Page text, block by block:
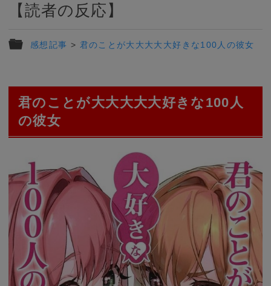
【読者の反応】
感想記事 > 君のことが大大大大大好きな100人の彼女
君のことが大大大大大好きな100人
の彼女